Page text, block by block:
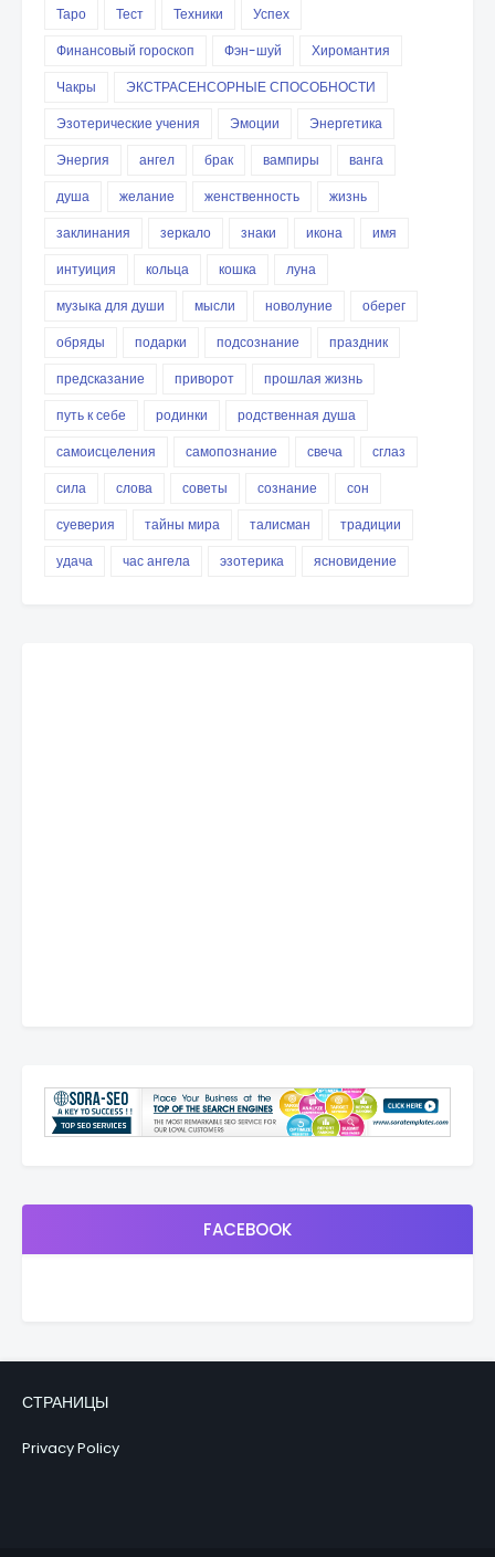
Таро
Тест Техники
Успех
Финансовый гороскоп
Фэн-шуй
Хиромантия
Чакры
ЭКСТРАСЕНСОРНЫЕ СПОСОБНОСТИ
Эзотерические учения
Эмоции
Энергетика
Энергия
ангел брак вампиры
ванга
душа
желание женственность
жизнь
заклинания
зеркало знаки икона
имя
интуиция
кольца кошка
луна
музыка для души
мысли новолуние
оберег
обряды
подарки подсознание
праздник
предсказание
приворот
прошлая жизнь
путь к себе
родинки
родственная душа
самоисцеления
самопознание свеча
сглаз
сила
слова советы сознание
сон
суеверия
тайны мира талисман
традиции
удача
час ангела эзотерика ясновидение
FACEBOOK
СТРАНИЦЫ
Privacy Policy